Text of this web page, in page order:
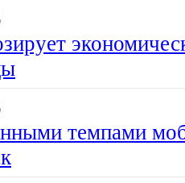
темпами